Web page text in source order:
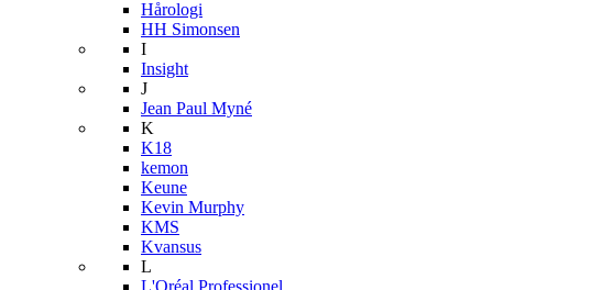
Hårologi
HH Simonsen
I
Insight
J
Jean Paul Myné
K
K18
kemon
Keune
Kevin Murphy
KMS
Kvansus
L
L'Oréal Professionel